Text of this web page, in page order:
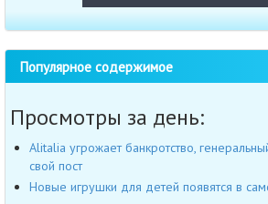
Популярное содержимое
Просмотры за день:
Alitalia угрожает банкротство,
свой пост
Новые игрушки для детей появятся в